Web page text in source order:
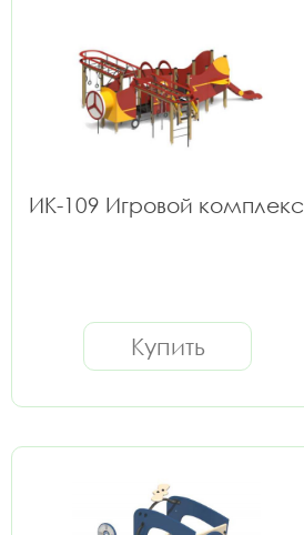
ИК-109 Игровой комплекс
Купить